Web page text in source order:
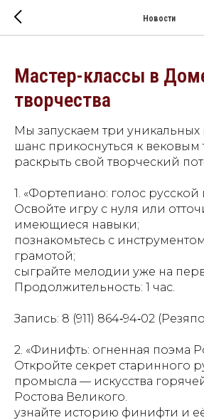
Новости
Мастер-классы в
творчества
Мы запускаем три уникальных
шанс прикоснуться к
раскрыть свой творческий
1. «Фортепиано: голос
Освойте игру с нуля или
имеющиеся навыки;
познакомьтесь с
грамотой;
сыграйте мелодии уже на
Продолжительность: 1 час.
Запись: 8 (911) 864‑94‑02
2. «Финифть: огненная поэма
Откройте секрет старинного
промысла — искусства
Ростова Великого.
узнайте историю финифти и